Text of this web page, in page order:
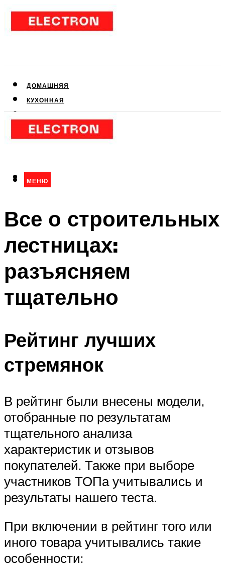
ДОМАШНЯЯ
КУХОННАЯ
КЛИМАТИЧЕСКАЯ
МЕНЮ
МЕНЮ
Все о строительных
лестницах:
разъясняем
тщательно
Рейтинг лучших
стремянок
В рейтинг были внесены модели,
отобранные по результатам
тщательного анализа
характеристик и отзывов
покупателей. Также при выборе
участников ТОПа учитывались и
результаты нашего теста.
При включении в рейтинг того или
иного товара учитывались такие
особенности: